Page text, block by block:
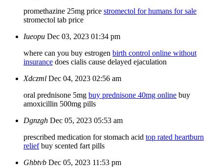
promethazine 25mg price stromectol for humans for sale
stromectol tab price
Iueopu Dec 03, 2023 01:34 pm
where can you buy estrogen birth control online without
insurance does cialis cause delayed ejaculation
Xdczml Dec 04, 2023 02:56 am
oral prednisone 5mg buy prednisone 40mg online buy
amoxicillin 500mg pills
Dgnzgh Dec 05, 2023 05:53 am
prescribed medication for stomach acid top rated heartburn
reliefbuy scented fart pills
Ghbtvb Dec 05, 2023 11:53 pm